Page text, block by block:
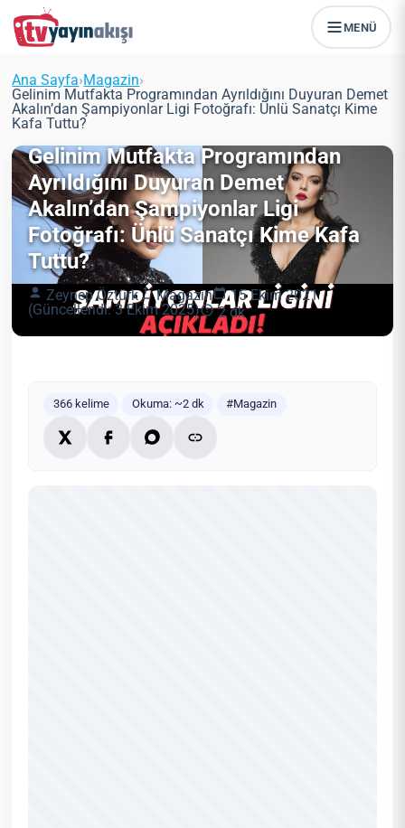
MENÜ
Ana Sayfa›Magazin›
Gelinim Mutfakta Programından Ayrıldığını Duyuran Demet
Akalın’dan Şampiyonlar Ligi Fotoğrafı: Ünlü Sanatçı Kime
Kafa Tuttu?
Gelinim Mutfakta Programından
Ayrıldığını Duyuran Demet
Akalın’dan Şampiyonlar Ligi
Fotoğrafı: Ünlü Sanatçı Kime Kafa
Tuttu?
Zeynep Öztürk Magazin
15 Ekim 2021
(Güncellendi: 3 Ekim 2025)
2 dk
366 kelime Okuma: ~2 dk #Magazin